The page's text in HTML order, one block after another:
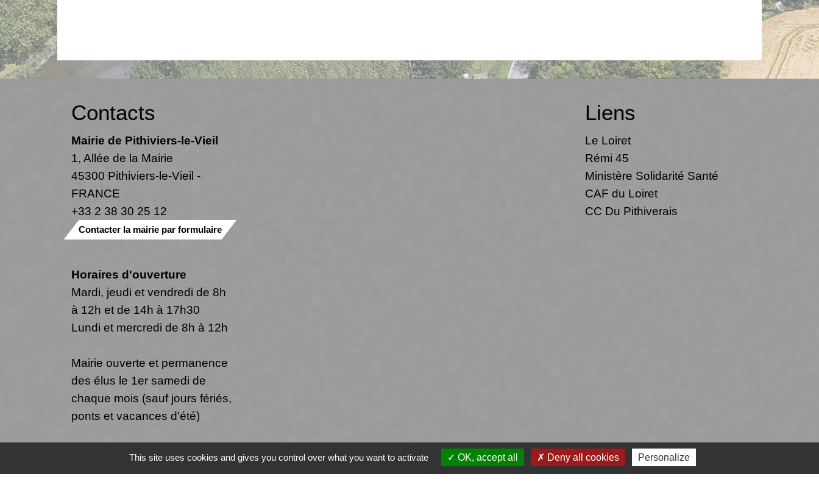
Contacts
Mairie de Pithiviers-le-Vieil
1, Allée de la Mairie
45300 Pithiviers-le-Vieil -
FRANCE
+33 2 38 30 25 12
Contacter la mairie par formulaire
Horaires d'ouverture
Mardi, jeudi et vendredi de 8h
à 12h et de 14h à 17h30
Lundi et mercredi de 8h à 12h
Mairie ouverte et permanence
des élus le 1er samedi de
chaque mois (sauf jours fériés,
ponts et vacances d'été)
Liens
Le Loiret
Rémi 45
Ministère Solidarité Santé
CAF du Loiret
CC Du Pithiverais
Mentions légales - Politique de confidentialité - Accessibilité - Plan du site - Gestion des cookies
This site uses cookies and gives you control over what you want to activate OK, accept all Deny all cookies Personalize